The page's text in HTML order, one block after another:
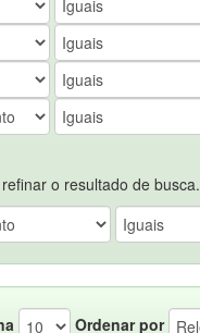
o resultado de busca.
Ordenar por